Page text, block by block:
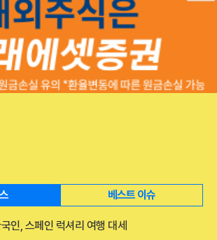
베스트 이슈
인, 스페인 럭셔리 여행 대세